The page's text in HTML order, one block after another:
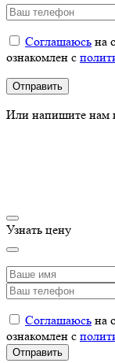
Соглашаюсь на
ознакомлен с
Или напишите нам
Узнать цену
Соглашаюсь на
ознакомлен с